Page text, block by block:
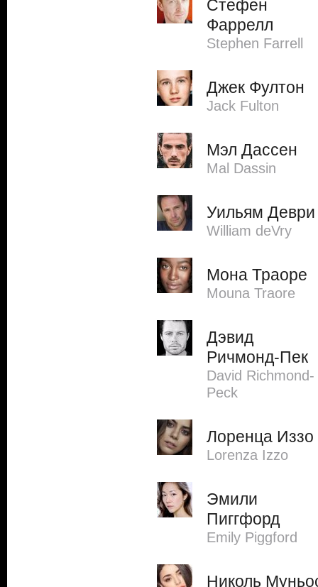
Стефен
Фаррелл
Stephen Farrell
Джек Фултон
Jack Fulton
Мэл Дассен
Mal Dassin
Уильям Деври
William deVry
Мона Траоре
Mouna Traore
Дэвид
Ричмонд-Пек
David Richmond-
Peck
Лоренца Иззо
Lorenza Izzo
Эмили
Пиггфорд
Emily Piggford
Николь